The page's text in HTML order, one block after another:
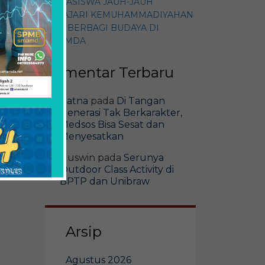
PELAJARI KEMUHAMMADIYAHAN
DAN BERBAGI BUDAYA DI
SMAMDA
Komentar Terbaru
Ratna pada Di Tangan
Generasi Tak Berkarakter,
Medsos Bisa Sesat dan
Menyesatkan
Guswin pada Serunya
Outdoor Class Activity di
BPTP dan Unibraw
Arsip
Agustus 2026